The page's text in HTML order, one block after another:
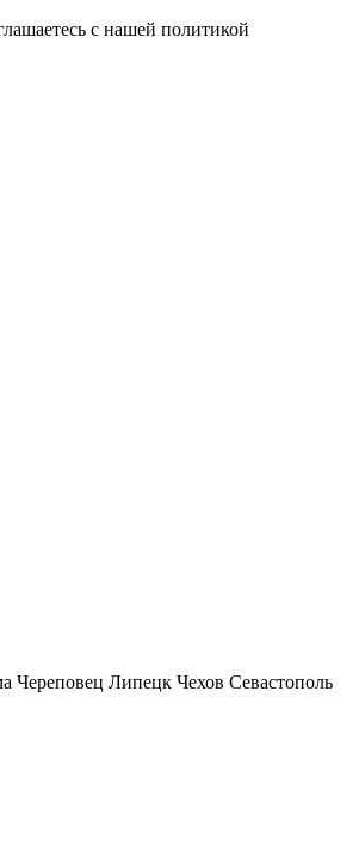
с нашей политикой
Череповец Липецк Чехов Севастополь